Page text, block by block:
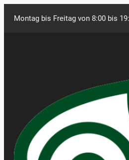
Montag bis Freitag von 8:00 bis